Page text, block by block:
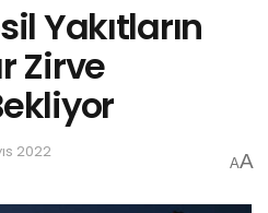
Yakıtların
Zirve
2022
AA